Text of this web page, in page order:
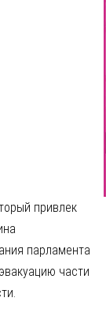
привлек
парламента
части